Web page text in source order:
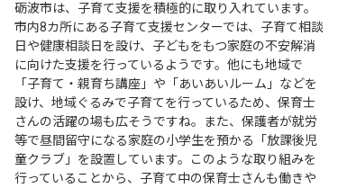
砺波市は、子育て支援を積極的に取り入れています。
市内8カ所にある子育て支援センターでは、子育て相談
日や健康相談日を設け、子どもをもつ家庭の不安解消
に向けた支援を行っているようです。他にも地域で
「子育て・親育ち講座」や「あいあいルーム」などを
設け、地域ぐるみで子育てを行っているため、保育士
さんの活躍の場も広そうですね。また、保護者が就労
等で昼間留守になる家庭の小学生を預かる「放課後児
童クラブ」を設置しています。このような取り組みを
行っていることから、子育て中の保育士さんも働きや